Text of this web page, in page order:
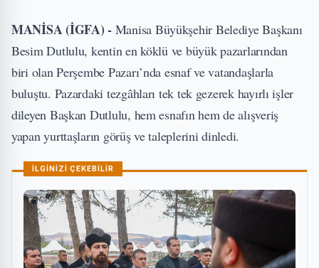
MANİSA (İGFA) - Manisa Büyükşehir Belediye Başkanı
Besim Dutlulu, kentin en köklü ve büyük pazarlarından
biri olan Perşembe Pazarı’nda esnaf ve vatandaşlarla
buluştu. Pazardaki tezgâhları tek tek gezerek hayırlı işler
dileyen Başkan Dutlulu, hem esnafın hem de alışveriş
yapan yurttaşların görüş ve taleplerini dinledi.
İLGİNİZİ ÇEKEBİLİR